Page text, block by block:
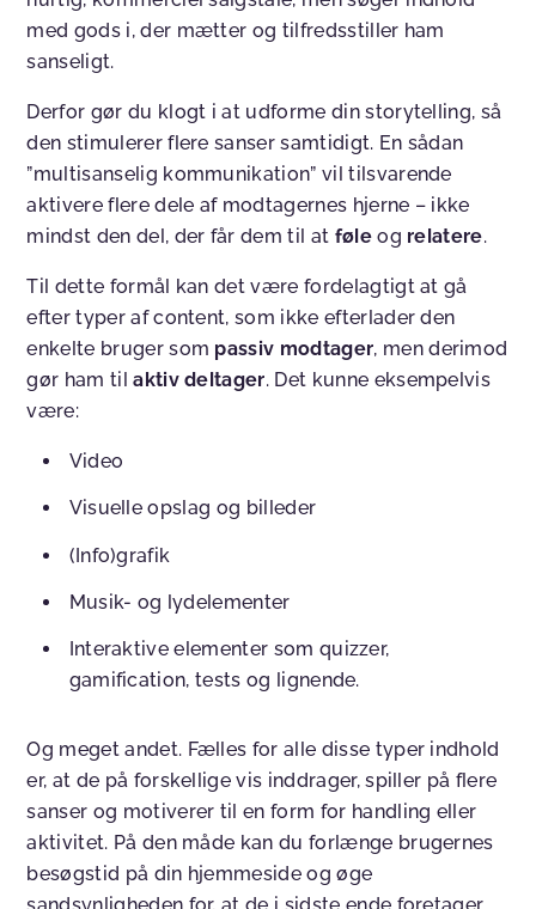
med gods i, der mætter og tilfredsstiller ham
sanseligt.
Derfor gør du klogt i at udforme din storytelling, så
den stimulerer flere sanser samtidigt. En sådan
”multisanselig kommunikation” vil tilsvarende
aktivere flere dele af modtagernes hjerne – ikke
mindst den del, der får dem til at føleog relatere.
Til dette formål kan det være fordelagtigt at gå
efter typer af content, som ikke efterlader den
enkelte bruger som passiv modtager, men derimod
gør ham tilaktiv deltager. Det kunne eksempelvis
være:
Video
Visuelle opslag og billeder
(Info)grafik
Musik- og lydelementer
Interaktive elementer som quizzer,
gamification, tests og lignende.
Og meget andet. Fælles for alle disse typer indhold
er, at de på forskellige vis inddrager, spiller på flere
sanser og motiverer til en form for handling eller
aktivitet. På den måde kan du forlænge brugernes
besøgstid på din hjemmeside og øge